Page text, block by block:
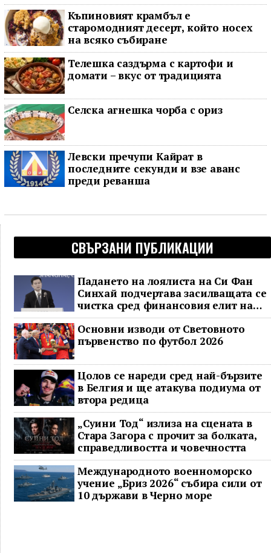
Къпиновият крамбъл е
старомодният десерт, който носех
на всяко събиране
Телешка саздърма с картофи и
домати – вкус от традицията
Селска агнешка чорба с ориз
Левски пречупи Кайрат в
последните секунди и взе аванс
преди реванша
СВЪРЗАНИ ПУБЛИКАЦИИ
Падането на лоялиста на Си Фан
Синхай подчертава засилващата се
чистка сред финансовия елит на
Китай
Основни изводи от Световното
първенство по футбол 2026
Цолов се нареди сред най-бързите
в Белгия и ще атакува подиума от
втора редица
„Суини Тод“ излиза на сцената в
Стара Загора с прочит за болката,
справедливостта и човечността
Международното военноморско
учение „Бриз 2026“ събира сили от
10 държави в Черно море